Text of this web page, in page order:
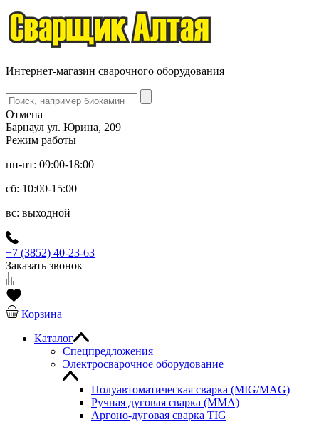
Интернет-магазин сварочного оборудования
Отмена
Барнаул ул. Юрина, 209
Режим работы
пн-пт: 09:00-18:00
сб: 10:00-15:00
вс: выходной
+7 (3852) 40-23-63
Заказать звонок
Корзина
Каталог
Спецпредложения
Электросварочное оборудование
Полуавтоматическая сварка (MIG/MAG)
Ручная дуговая сварка (MMA)
Аргоно-дуговая сварка TIG